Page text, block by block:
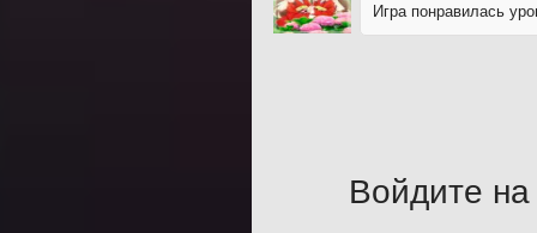
Игра понравилась
Войдите на